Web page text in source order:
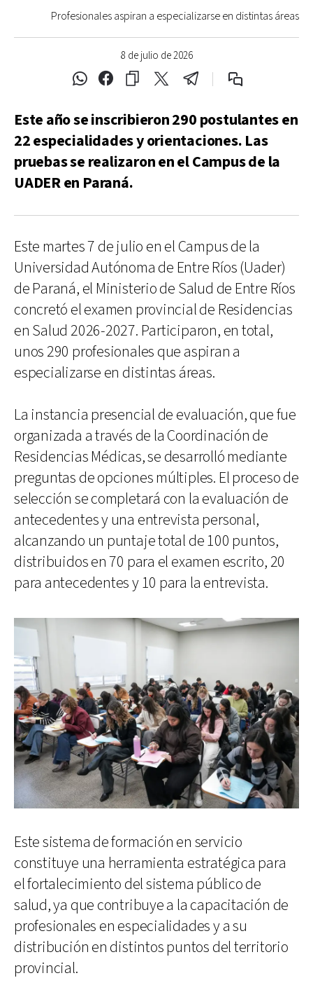
8 de julio de 2026
Profesionales aspiran a especializarse en distintas áreas
Este año se inscribieron 290 postulantes en
22 especialidades y orientaciones. Las
pruebas se realizaron en el Campus de la
UADER en Paraná.
Este martes 7 de julio en el Campus de la
Universidad Autónoma de Entre Ríos (Uader)
de Paraná, el Ministerio de Salud de Entre Ríos
concretó el examen provincial de Residencias
en Salud 2026-2027. Participaron, en total,
unos 290 profesionales que aspiran a
especializarse en distintas áreas.
La instancia presencial de evaluación, que fue
organizada a través de la Coordinación de
Residencias Médicas, se desarrolló mediante
preguntas de opciones múltiples. El proceso de
selección se completará con la evaluación de
antecedentes y una entrevista personal,
alcanzando un puntaje total de 100 puntos,
distribuidos en 70 para el examen escrito, 20
para antecedentes y 10 para la entrevista.
Este sistema de formación en servicio
constituye una herramienta estratégica para
el fortalecimiento del sistema público de
salud, ya que contribuye a la capacitación de
profesionales en especialidades y a su
distribución en distintos puntos del territorio
provincial.